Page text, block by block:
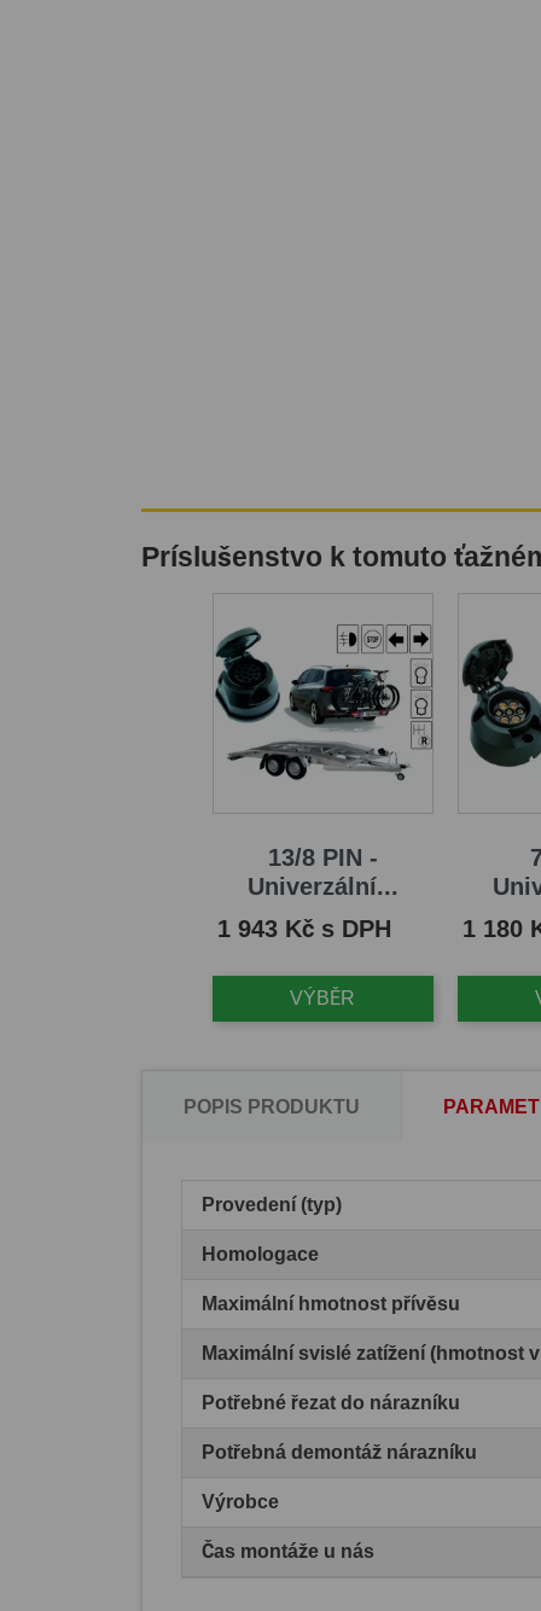
Príslušenstvo k tomuto
13/8 PIN -
Univerzální...
Cena
1 943 Kč s DPH
VÝBĚR
Cena
1 180
POPIS PRODUKTU
Provedení (typ)
Homologace
Maximální hmotnost přívěsu
Maximální svislé zatížení (hmotnost
Potřebné řezat do nárazníku
Potřebná demontáž nárazníku
Výrobce
Čas montáže u nás